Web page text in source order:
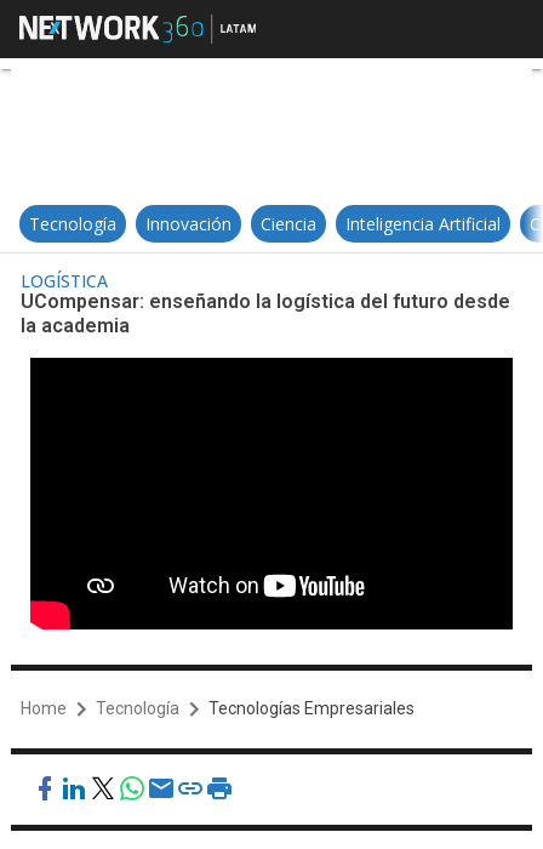
UCompensar: enseñando la
Tecnología Innovación Ciencia Inteligencia Artificial
LOGÍSTICA
UCompensar: enseñando la logística del futuro desde
la academia
Home Tecnología Tecnologías Empresariales